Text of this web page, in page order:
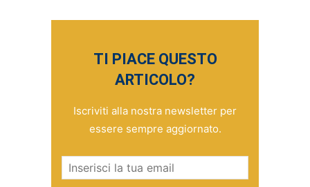
TI PIACE QUESTO
ARTICOLO?
Iscriviti alla nostra newsletter per
essere sempre aggiornato.